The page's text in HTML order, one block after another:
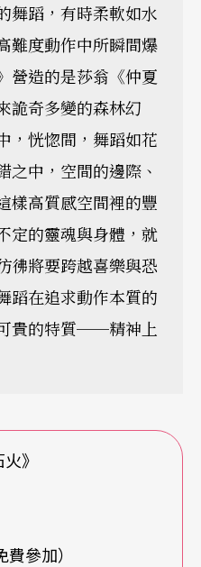
舞蹈，有時柔軟如水
難度動作中所瞬間爆
營造的是莎翁《仲夏
詭奇多變的森林幻
，恍惚間，舞蹈如花
之中，空間的邊際、
樣高質感空間裡的豐
定的靈魂與身體，就
彿將要跨越喜樂與恐
蹈在追求動作本質的
貴的特質──精神上
》
參加）